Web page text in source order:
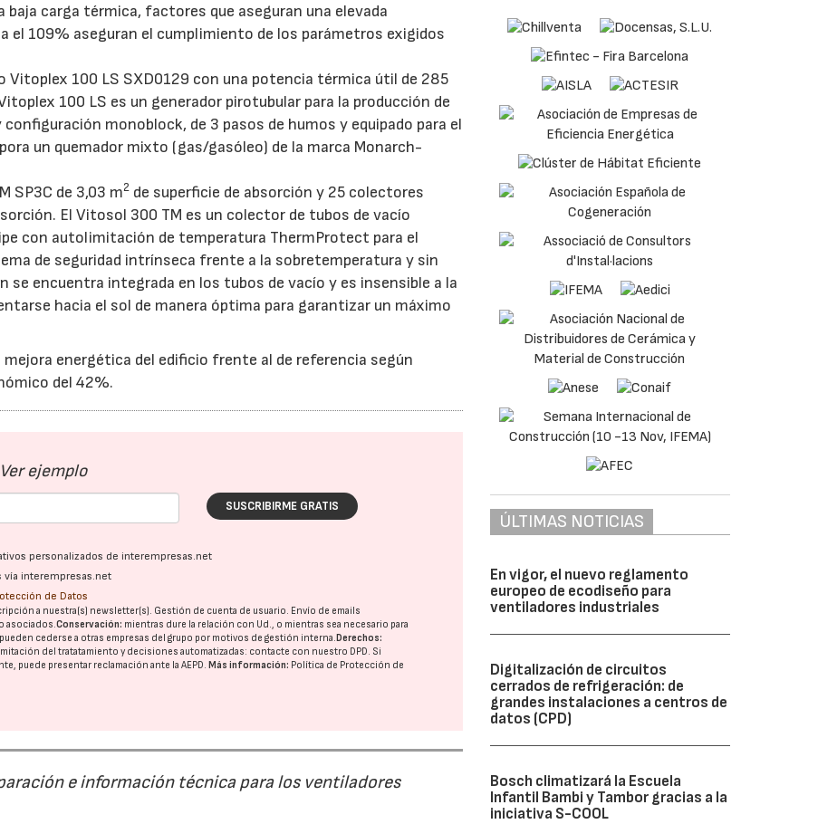
baja carga térmica, factores que aseguran una elevada
el 109% aseguran el cumplimiento de los parámetros exigidos
Vitoplex 100 LS SXD0129 con una potencia térmica útil de 285
100 LS es un generador pirotubular para la producción de
monoblock, de 3 pasos de humos y equipado para el
un quemador mixto (gas/gasóleo) de la marca Monarch-
SP3C de 3,03 m2 de superficie de absorción y 25 colectores
El Vitosol 300 TM es un colector de tubos de vacío
con autolimitación de temperatura ThermProtect para el
de seguridad intrínseca frente a la sobretemperatura y sin
se encuentra integrada en los tubos de vacío y es insensible a la
hacia el sol de manera óptima para garantizar un máximo
energética del edificio frente al de referencia según
del 42%.
Ver ejemplo
SUSCRIBIRME GRATIS
personalizados de interempresas.net
vía interempresas.net
de Datos
a nuestra(s) newsletter(s). Gestión de cuenta de usuario. Envío de emails
asociados.Conservación: mientras dure la relación con Ud., o mientras sea necesario para
cederse a otras empresas del grupo por motivos de gestión interna. Derechos:
del tratatamiento y decisiones automatizadas: contacte con nuestro DPD. Si
puede presentar reclamación ante laAEPD. Más información: Política de Protección de
e información técnica para los ventiladores
ÚLTIMAS NOTICIAS
En vigor, el nuevo reglamento
europeo de ecodiseño para
ventiladores industriales
Digitalización de circuitos
cerrados de refrigeración: de
grandes instalaciones a centros de
datos (CPD)
Bosch climatizará la Escuela
Infantil Bambi y Tambor gracias a la
iniciativa S-COOL